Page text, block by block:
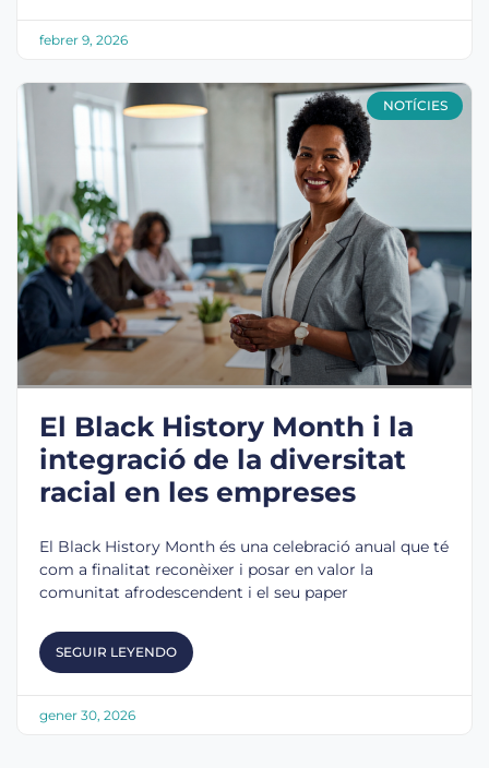
febrer 9, 2026
NOTÍCIES
El Black History Month i la
integració de la diversitat
racial en les empreses
El Black History Month és una celebració anual que té
com a finalitat reconèixer i posar en valor la
comunitat afrodescendent i el seu paper
SEGUIR LEYENDO
gener 30, 2026